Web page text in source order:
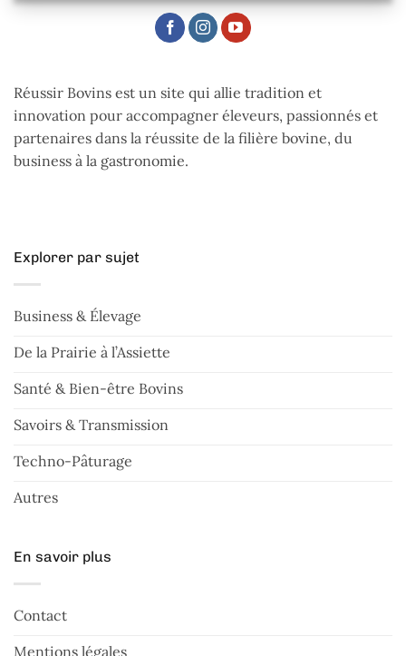
Réussir Bovins est un site qui allie tradition et
innovation pour accompagner éleveurs, passionnés et
partenaires dans la réussite de la filière bovine, du
business à la gastronomie.
Explorer par sujet
Business & Élevage
De la Prairie à l’Assiette
Santé & Bien-être Bovins
Savoirs & Transmission
Techno-Pâturage
Autres
En savoir plus
Contact
Mentions légales